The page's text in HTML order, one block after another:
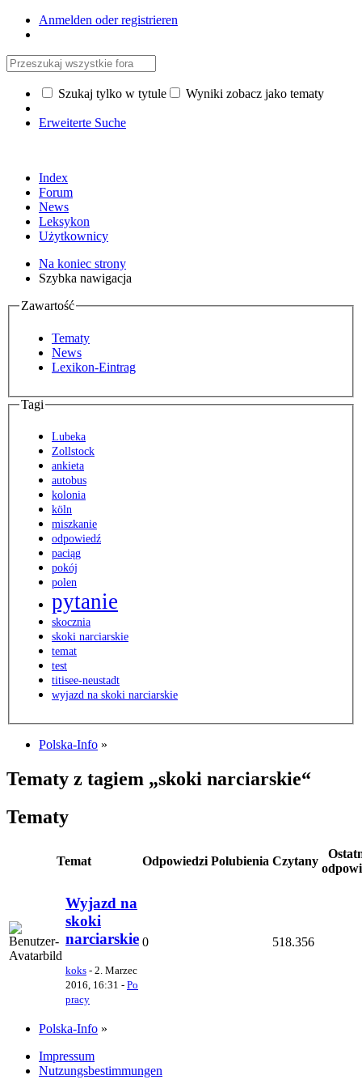
Anmelden oder registrieren
Szukaj tylko w tytule Wyniki zobacz jako tematy
Erweiterte Suche
Index
Forum
News
Leksykon
Użytkownicy
Na koniec strony
Szybka nawigacja
Zawartość
Tematy
News
Lexikon-Eintrag
Tagi
Lubeka
Zollstock
ankieta
autobus
kolonia
köln
miszkanie
odpowiedź
paciąg
pokój
polen
pytanie
skocznia
skoki narciarskie
temat
test
titisee-neustadt
wyjazd na skoki narciarskie
Polska-Info »
Tematy z tagiem „skoki narciarskie“
Tematy
Temat Odpowiedzi Polubienia Czytany
Wyjazd na
skoki
narciarskie
koks - 2. Marzec
2016, 16:31 - Po
pracy
0 518.356
Polska-Info »
Impressum
Nutzungsbestimmungen